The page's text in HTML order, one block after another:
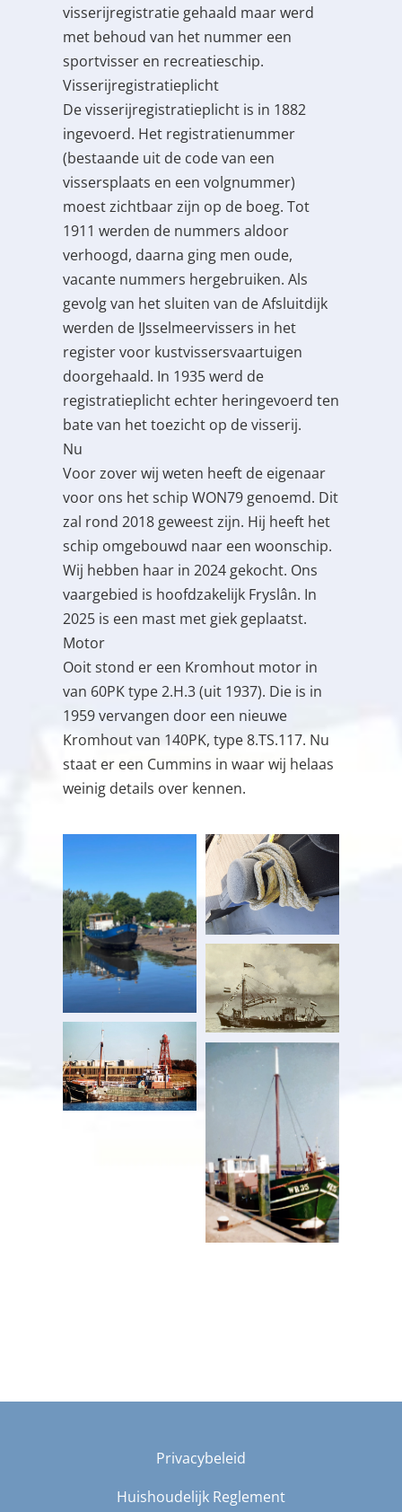
visserijregistratie gehaald maar werd
met behoud van het nummer een
sportvisser en recreatieschip.
Visserijregistratieplicht
De visserijregistratieplicht is in 1882
ingevoerd. Het registratienummer
(bestaande uit de code van een
vissersplaats en een volgnummer)
moest zichtbaar zijn op de boeg. Tot
1911 werden de nummers aldoor
verhoogd, daarna ging men oude,
vacante nummers hergebruiken. Als
gevolg van het sluiten van de Afsluitdijk
werden de IJsselmeervissers in het
register voor kustvissersvaartuigen
doorgehaald. In 1935 werd de
registratieplicht echter heringevoerd ten
bate van het toezicht op de visserij.
Nu
Voor zover wij weten heeft de eigenaar
voor ons het schip WON79 genoemd. Dit
zal rond 2018 geweest zijn. Hij heeft het
schip omgebouwd naar een woonschip.
Wij hebben haar in 2024 gekocht. Ons
vaargebied is hoofdzakelijk Fryslân. In
2025 is een mast met giek geplaatst.
Motor
Ooit stond er een Kromhout motor in
van 60PK type 2.H.3 (uit 1937). Die is in
1959 vervangen door een nieuwe
Kromhout van 140PK, type 8.TS.117. Nu
staat er een Cummins in waar wij helaas
weinig details over kennen.
Privacybeleid
Huishoudelijk Reglement